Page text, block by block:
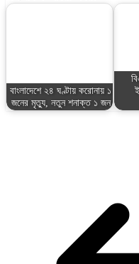
বাংলাদেশে ২৪ ঘণ্টায় করোনায় ১
জনের মৃত্যু, নতুন শনাক্ত ১ জন